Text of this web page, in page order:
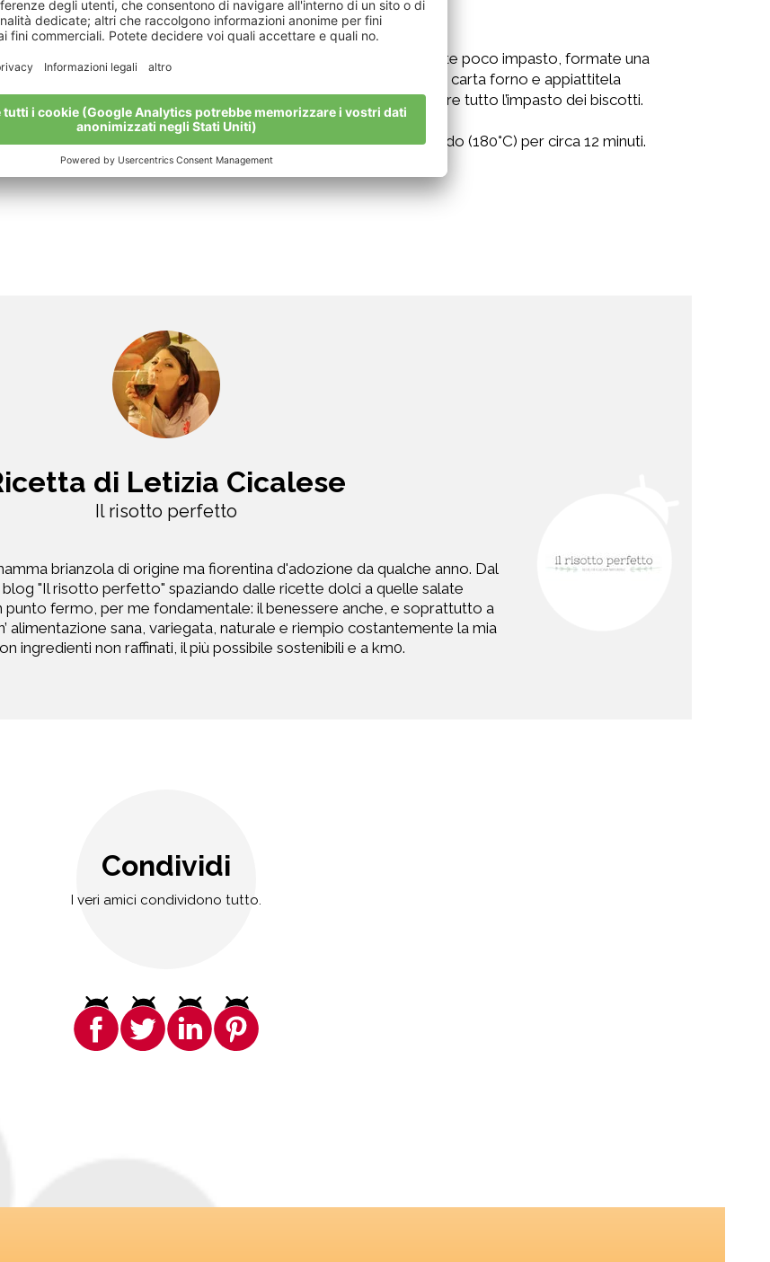
Con le mani leggermente inumidite prelevate poco impasto, formate una
pallina, disponetela su una teglia foderata di carta forno e appiattitela
leggermente. Continuate così fino ad esaurire tutto l’impasto dei biscotti.
Cuocete i biscotti alle mele in forno ben caldo (180°C) per circa 12 minuti.
di Letizia Cicalese
Il risotto perfetto
brianzola di origine ma fiorentina d'adozione da qualche anno. Dal
blog "Il risotto perfetto" spaziando dalle ricette dolci a quelle salate
punto fermo, per me fondamentale: il benessere anche, e soprattutto a
alimentazione sana, variegata, naturale e riempio costantemente la mia
ingredienti non raffinati, il più possibile sostenibili e a km0.
Condividi
I veri amici condividono tutto.